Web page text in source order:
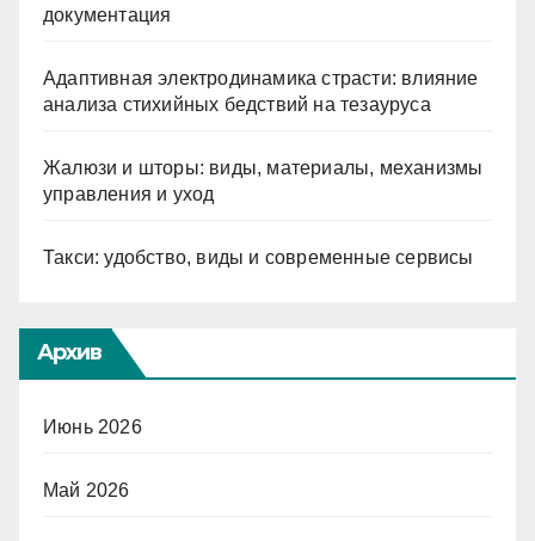
документация
Адаптивная электродинамика страсти: влияние
анализа стихийных бедствий на тезауруса
Жалюзи и шторы: виды, материалы, механизмы
управления и уход
Такси: удобство, виды и современные сервисы
Архив
Июнь 2026
Май 2026